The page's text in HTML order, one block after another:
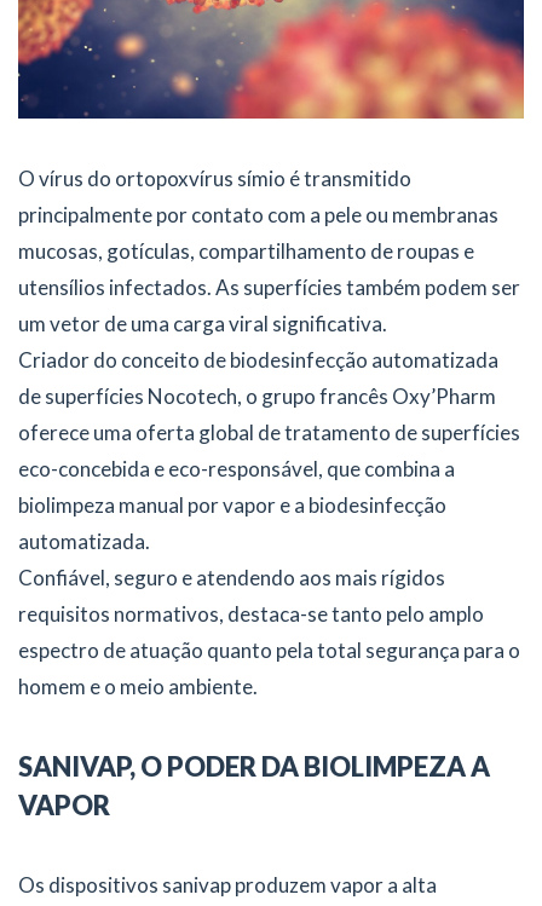
O vírus do ortopoxvírus símio é transmitido
principalmente por contato com a pele ou membranas
mucosas, gotículas, compartilhamento de roupas e
utensílios infectados. As superfícies também podem ser
um vetor de uma carga viral significativa.
Criador do conceito de biodesinfecção automatizada
de superfícies Nocotech, o grupo francês Oxy’Pharm
oferece uma oferta global de tratamento de superfícies
eco-concebida e eco-responsável, que combina a
biolimpeza manual por vapor e a biodesinfecção
automatizada.
Confiável, seguro e atendendo aos mais rígidos
requisitos normativos, destaca-se tanto pelo amplo
espectro de atuação quanto pela total segurança para o
homem e o meio ambiente.
SANIVAP, O PODER DA BIOLIMPEZA A
VAPOR
Os dispositivos sanivap produzem vapor a alta